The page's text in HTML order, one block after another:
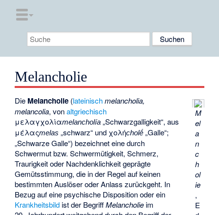
Melancholie
M
el
a
n
c
h
ol
ie
,
E
Die Melancholie (lateinisch melancholia,
melancolia, vonaltgriechisch
μελαγχολίαmelancholía „Schwarzgalligkeit“, aus
μέλαςmelas „schwarz“ und χολήcholḗ „Galle“;
„Schwarze Galle“) bezeichnet eine durch
Schwermut bzw. Schwermütigkeit, Schmerz,
Traurigkeit oder Nachdenklichkeit geprägte
Gemütsstimmung, die in der Regel auf keinen
bestimmten Auslöser oder Anlass zurückgeht. In
Bezug auf eine psychische Disposition oder ein
Krankheitsbild ist der BegriffMelancholie im